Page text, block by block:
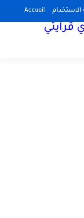
Accueil الاستخدام
قرايتي